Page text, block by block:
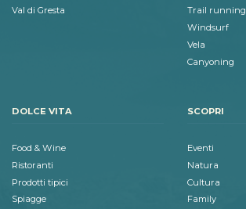
Val di Gresta
Trail running
Windsurf
Vela
Canyoning
DOLCE VITA
Food & Wine
Ristoranti
Prodotti tipici
Spiagge
SCOPRI
Eventi
Natura
Cultura
Family